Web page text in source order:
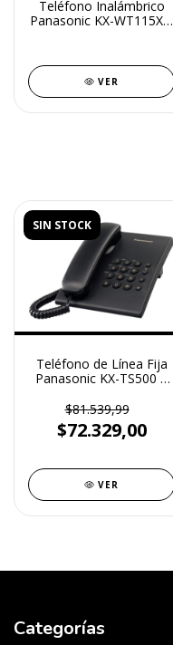
Teléfono Inalámbrico
Panasonic KX-WT115X –
Oficina
VER
SIN STOCK
Teléfono de Línea Fija
Panasonic KX-TS500 –
Confiable
$81.539,99
$72.329,00
VER
Categorías